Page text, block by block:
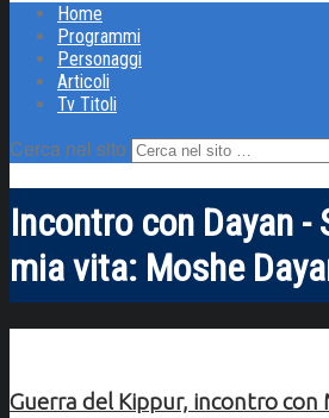
Home
Programmi
Personaggi
Articoli
Tv Titoli
Cerca nel sito
Incontro con Dayan -
mia vita: Moshe
Guerra del Kippur, incontro con